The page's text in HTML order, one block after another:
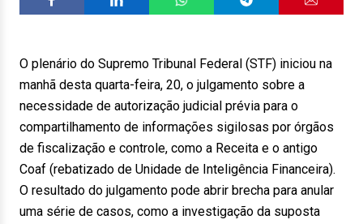
O plenário do Supremo Tribunal Federal (STF) iniciou na
manhã desta quarta-feira, 20, o julgamento sobre a
necessidade de autorização judicial prévia para o
compartilhamento de informações sigilosas por órgãos
de fiscalização e controle, como a Receita e o antigo
Coaf (rebatizado de Unidade de Inteligência Financeira).
O resultado do julgamento pode abrir brecha para anular
uma série de casos, como a investigação da suposta